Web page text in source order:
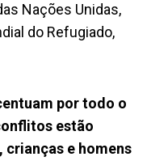
Nações Unidas,
do Refugiado,
por todo o
estão
e homens